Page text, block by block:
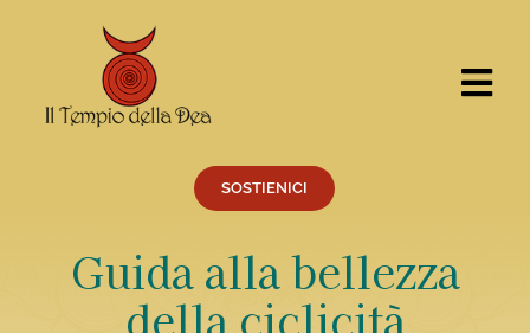
contenuto
Percorsi
SOSTIENICI
Guida alla bellezza
della ciclicità